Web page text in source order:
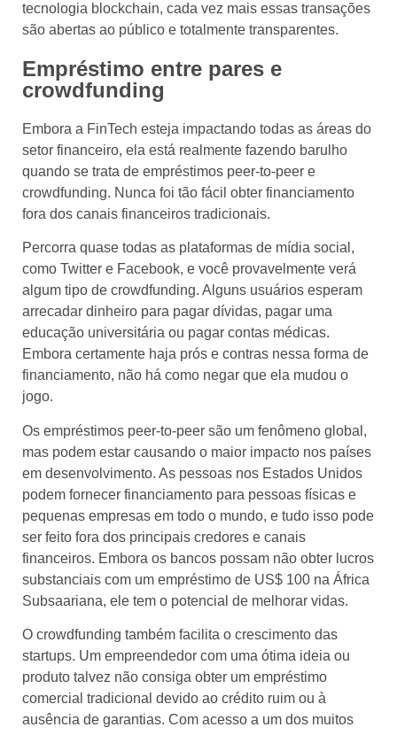
tecnologia blockchain, cada vez mais essas transações
são abertas ao público e totalmente transparentes.
Empréstimo entre pares e
crowdfunding
Embora a FinTech esteja impactando todas as áreas do
setor financeiro, ela está realmente fazendo barulho
quando se trata de empréstimos peer-to-peer e
crowdfunding. Nunca foi tão fácil obter financiamento
fora dos canais financeiros tradicionais.
Percorra quase todas as plataformas de mídia social,
como Twitter e Facebook, e você provavelmente verá
algum tipo de crowdfunding. Alguns usuários esperam
arrecadar dinheiro para pagar dívidas, pagar uma
educação universitária ou pagar contas médicas.
Embora certamente haja prós e contras nessa forma de
financiamento, não há como negar que ela mudou o
jogo.
Os empréstimos peer-to-peer são um fenômeno global,
mas podem estar causando o maior impacto nos países
em desenvolvimento. As pessoas nos Estados Unidos
podem fornecer financiamento para pessoas físicas e
pequenas empresas em todo o mundo, e tudo isso pode
ser feito fora dos principais credores e canais
financeiros. Embora os bancos possam não obter lucros
substanciais com um empréstimo de US$ 100 na África
Subsaariana, ele tem o potencial de melhorar vidas.
O crowdfunding também facilita o crescimento das
startups. Um empreendedor com uma ótima ideia ou
produto talvez não consiga obter um empréstimo
comercial tradicional devido ao crédito ruim ou à
ausência de garantias. Com acesso a um dos muitos